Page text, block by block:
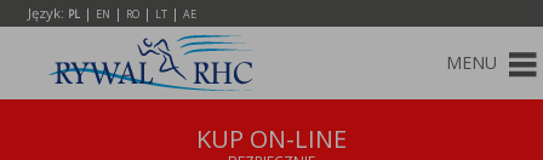
Język: PL | EN | RO | LT | AE
MENU
KUP ON-LINE